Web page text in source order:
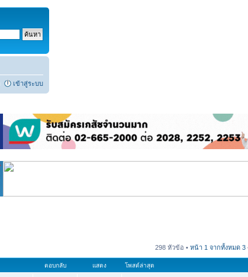
เข้าสู่ระบบ
298 หัวข้อ • หน้า 1 จากทั้งหมด 3
ตอบกลับ แสดง โพสต์ล่าสุด